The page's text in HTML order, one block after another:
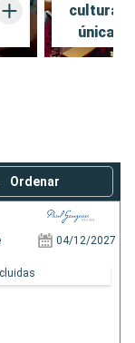
cultural
única
Ordenar
04/12/2027